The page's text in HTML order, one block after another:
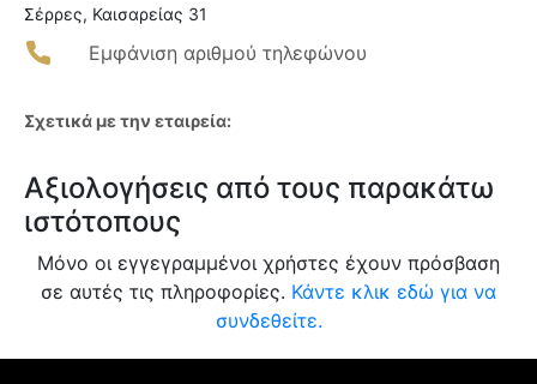
Σέρρες, Καισαρείας 31
Εμφάνιση αριθμού τηλεφώνου
Σχετικά με την εταιρεία:
Αξιολογήσεις από τους παρακάτω
ιστότοπους
Μόνο οι εγγεγραμμένοι χρήστες έχουν πρόσβαση
σε αυτές τις πληροφορίες. Κάντε κλικ εδώ για να
συνδεθείτε.